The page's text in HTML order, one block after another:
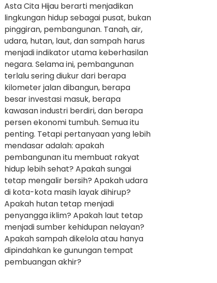
Asta Cita Hijau berarti menjadikan
lingkungan hidup sebagai pusat, bukan
pinggiran, pembangunan. Tanah, air,
udara, hutan, laut, dan sampah harus
menjadi indikator utama keberhasilan
negara. Selama ini, pembangunan
terlalu sering diukur dari berapa
kilometer jalan dibangun, berapa
besar investasi masuk, berapa
kawasan industri berdiri, dan berapa
persen ekonomi tumbuh. Semua itu
penting. Tetapi pertanyaan yang lebih
mendasar adalah: apakah
pembangunan itu membuat rakyat
hidup lebih sehat? Apakah sungai
tetap mengalir bersih? Apakah udara
di kota-kota masih layak dihirup?
Apakah hutan tetap menjadi
penyangga iklim? Apakah laut tetap
menjadi sumber kehidupan nelayan?
Apakah sampah dikelola atau hanya
dipindahkan ke gunungan tempat
pembuangan akhir?